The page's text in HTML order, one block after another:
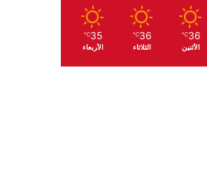
36
℃
الأثنين
36
℃
الثلاثاء
35
℃
الأربعاء